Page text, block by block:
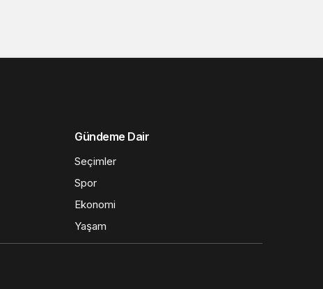
Gündeme Dair
Seçimler
Spor
Ekonomi
Yaşam